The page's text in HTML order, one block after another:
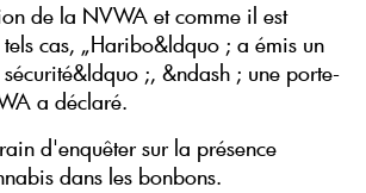
de la NVWA et comme il est
cas, „Haribo&ldquo ; a émis un
;, &ndash ; une porte-
a déclaré.
d'enquêter sur la présence
dans les bonbons.